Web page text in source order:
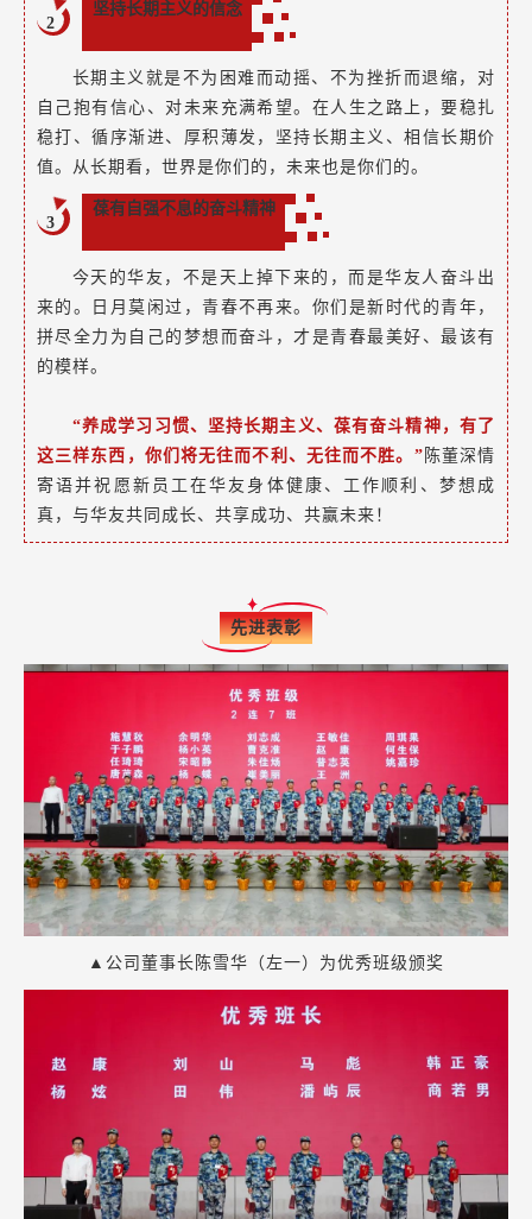
2
坚持长期主义的信念
长期主义就是不为困难而动摇、不为挫折而退缩，对
自己抱有信心、对未来充满希望。在人生之路上，要稳扎
稳打、循序渐进、厚积薄发，坚持长期主义、相信长期价
值。从长期看，世界是你们的，未来也是你们的。
3
葆有自强不息的奋斗精神
今天的华友，不是天上掉下来的，而是华友人奋斗出
来的。日月莫闲过，青春不再来。你们是新时代的青年，
拼尽全力为自己的梦想而奋斗，才是青春最美好、最该有
的模样。
“养成学习习惯、坚持长期主义、葆有奋斗精神，有了
这三样东西，你们将无往而不利、无往而不胜。” 陈董深情
寄语并祝愿新员工在华友身体健康、工作顺利、梦想成
真，与华友共同成长、共享成功、共赢未来！
先进表彰
▲公司董事长陈雪华（左一）为优秀班级颁奖